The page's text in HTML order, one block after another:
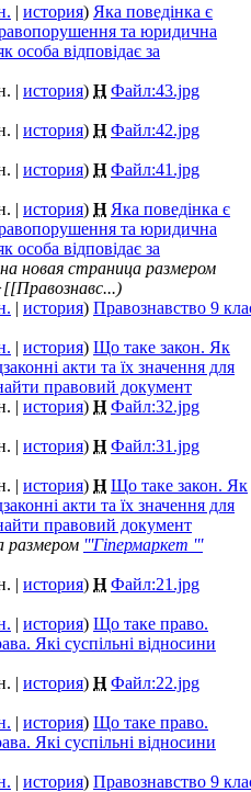
| история) Яка поведінка є
та юридична
особа відповідає за
| история) Н Файл:43.jpg
| история) Н Файл:42.jpg
| история) Н Файл:41.jpg
| история) Н Яка поведінка є
та юридична
особа відповідає за
новая страница размером
| история) Правознавство 9
| история) Що таке закон. Як
акти та їх значення для
правовий документ
| история) Н Файл:32.jpg
| история) Н Файл:31.jpg
| история) Н Що таке закон. Як
акти та їх значення для
правовий документ
размером '''Гіпермаркет '''
| история) Н Файл:21.jpg
| история) Що таке право.
Які суспільні відносини
| история) Н Файл:22.jpg
| история) Що таке право.
Які суспільні відносини
| история) Правознавство 9